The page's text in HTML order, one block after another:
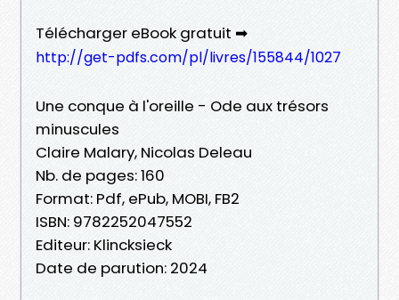
Télécharger eBook gratuit ➡
http://get-pdfs.com/pl/livres/155844/1027
Une conque à l'oreille - Ode aux trésors
minuscules
Claire Malary, Nicolas Deleau
Nb. de pages: 160
Format: Pdf, ePub, MOBI, FB2
ISBN: 9782252047552
Editeur: Klincksieck
Date de parution: 2024